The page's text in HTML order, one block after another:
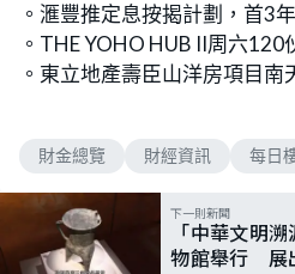
。滙豐推定息按揭計劃，首3
。THE YOHO HUB II周六120
。東立地產壽臣山洋房項目南
財金總覽 財經資訊 每日
下一則新聞
「中華文明
物館舉行 展